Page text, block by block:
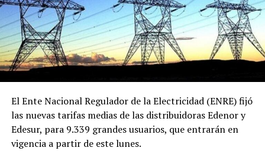
El Ente Nacional Regulador de la Electricidad (ENRE) fijó
las nuevas tarifas medias de las distribuidoras Edenor y
Edesur, para 9.339 grandes usuarios, que entrarán en
vigencia a partir de este lunes.